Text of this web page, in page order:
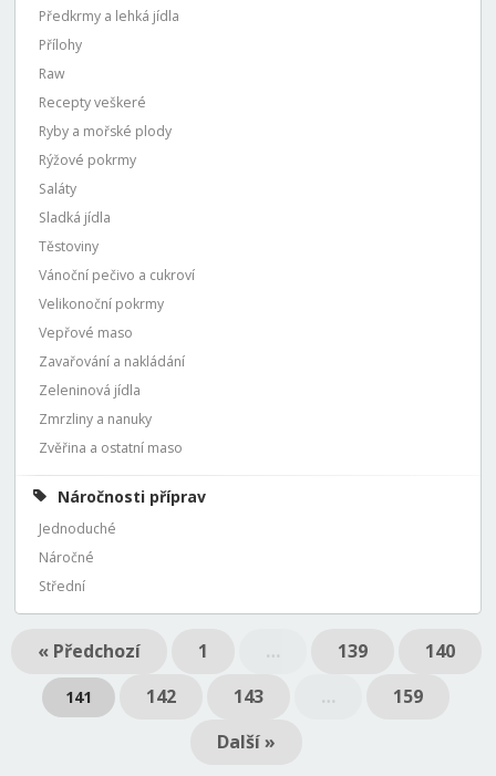
Předkrmy a lehká jídla
Přílohy
Raw
Recepty veškeré
Ryby a mořské plody
Rýžové pokrmy
Saláty
Sladká jídla
Těstoviny
Vánoční pečivo a cukroví
Velikonoční pokrmy
Vepřové maso
Zavařování a nakládání
Zeleninová jídla
Zmrzliny a nanuky
Zvěřina a ostatní maso
Náročnosti příprav
Jednoduché
Náročné
Střední
« Předchozí 1 … 139 140
141 142 143 …
159
Další »